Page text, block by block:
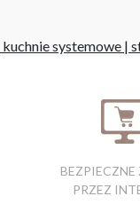
kuchnie systemowe |
PRZEZ